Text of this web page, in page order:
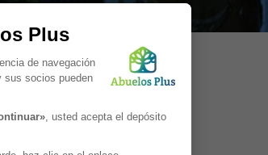
Mialsalud Galapagar